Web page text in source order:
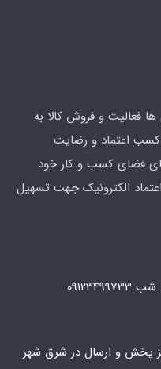
ها فعالیت و فروش کالا به
اعتماد و رضایت
فضای کسب و کار خود
الکترونیک جهت تسهیل
پخش و ارسال در شرق شهر